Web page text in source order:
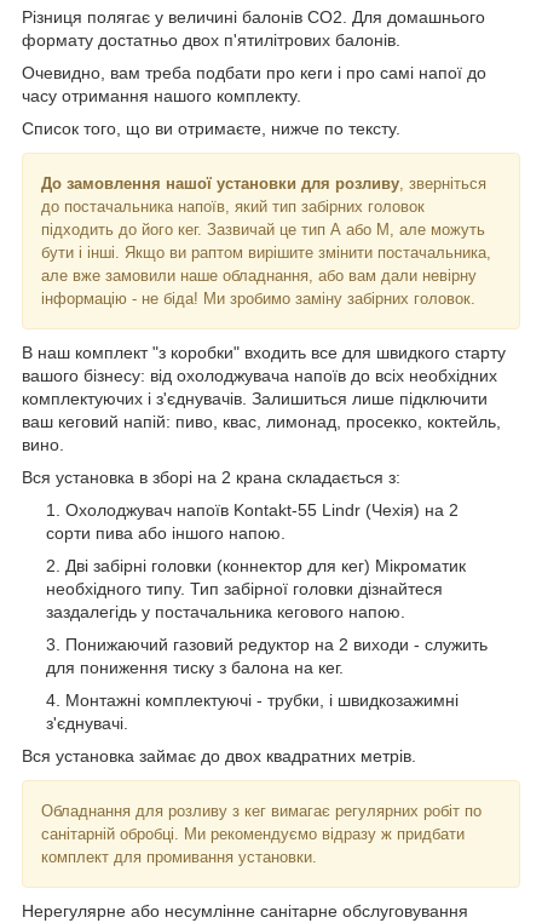
Різниця полягає у величині балонів СО2. Для домашнього
формату достатньо двох п'ятилітрових балонів.
Очевидно, вам треба подбати про кеги і про самі напої до
часу отримання нашого комплекту.
Список того, що ви отримаєте, нижче по тексту.
До замовлення нашої установки для розливу, зверніться
до постачальника напоїв, який тип забірних головок
підходить до його кег. Зазвичай це тип А або М, але можуть
бути і інші. Якщо ви раптом вирішите змінити постачальника,
але вже замовили наше обладнання, або вам дали невірну
інформацію - не біда! Ми зробимо заміну забірних головок.
В наш комплект "з коробки" входить все для швидкого старту
вашого бізнесу: від охолоджувача напоїв до всіх необхідних
комплектуючих і з'єднувачів. Залишиться лише підключити
ваш кеговий напій: пиво, квас, лимонад, просекко, коктейль,
вино.
Вся установка в зборі на 2 крана складається з:
Охолоджувач напоїв Kontakt-55 Lindr (Чехія) на 2
сорти пива або іншого напою.
Дві забірні головки (коннектор для кег) Мікроматик
необхідного типу. Тип забірної головки дізнайтеся
заздалегідь у постачальника кегового напою.
Понижаючий газовий редуктор на 2 виходи - служить
для пониження тиску з балона на кег.
Монтажні комплектуючі - трубки, і швидкозажимні
з'єднувачі.
Вся установка займає до двох квадратних метрів.
Обладнання для розливу з кег вимагає регулярних робіт по
санітарній обробці. Ми рекомендуємо відразу ж придбати
комплект для промивання установки.
Нерегулярне або несумлінне санітарне обслуговування